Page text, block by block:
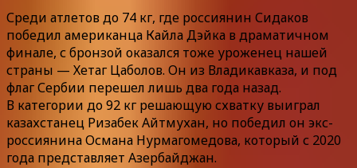
Среди атлетов до 74 кг, где россиянин Сидаков
победил американца Кайла Дэйка в драматичном
финале, с бронзой оказался тоже уроженец нашей
страны — Хетаг Цаболов. Он из Владикавказа, и под
флаг Сербии перешел лишь два года назад.
В категории до 92 кг решающую схватку выиграл
казахстанец Ризабек Айтмухан, но победил он экс-
россиянина Османа Нурмагомедова, который с 2020
года представляет Азербайджан.